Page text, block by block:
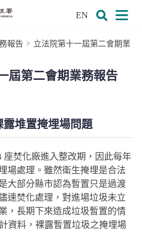
EN
報告
立法院第十一屆第二會期業
屆第二會期業務報告
堆置掩埋場問題
座焚化廠進入整改期，因此每年
場處理。雖然衛生掩埋是合法
大部分縣市認為暫置只是過渡
速焚化處理，對進場垃圾未立
，長期下來造成垃圾暫置的情
資料，裸露暫置垃圾之掩埋場